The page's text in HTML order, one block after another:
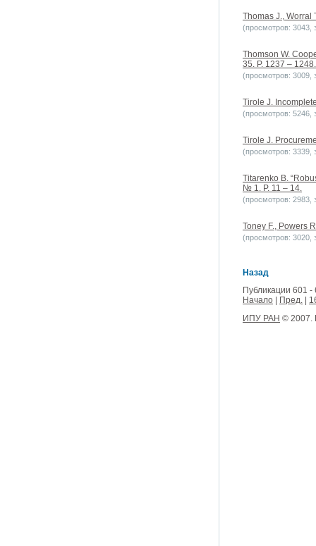
Thomas J., Worral
(просмотров: 3043,
Thomson W.
35. P. 1237 – 1248.
(просмотров: 3009,
Tirole J.
(просмотров: 5246,
Tirole J.
(просмотров: 3339,
Titarenko B.
№ 1. P. 11 – 14.
(просмотров: 2983,
Toney F., Powers
(просмотров: 3020,
Назад
Публикации 601 -
Начало
Пред.
ИПУ РАН © 2007.